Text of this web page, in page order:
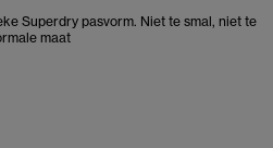
Superdry pasvorm. Niet te smal, niet te
maat